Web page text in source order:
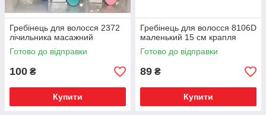
Гребінець для волосся 2372
лічильника масажний
Готово до відправки
100 ₴
Купити
Гребінець для волосся 8106D
маленький 15 см крапля
Готово до відправки
89 ₴
Купити